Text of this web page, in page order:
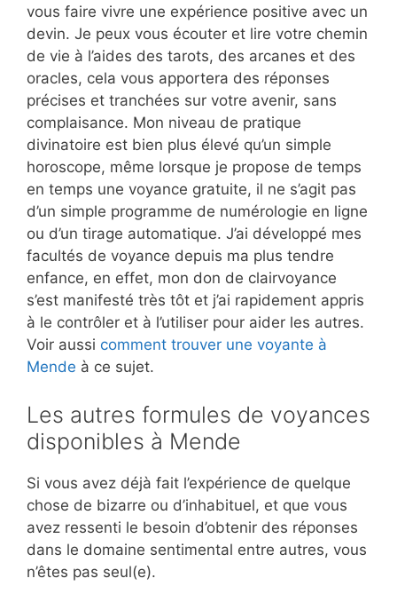
vous faire vivre une expérience positive avec un
devin. Je peux vous écouter et lire votre chemin
de vie à l’aides des tarots, des arcanes et des
oracles, cela vous apportera des réponses
précises et tranchées sur votre avenir, sans
complaisance. Mon niveau de pratique
divinatoire est bien plus élevé qu’un simple
horoscope, même lorsque je propose de temps
en temps une voyance gratuite, il ne s’agit pas
d’un simple programme de numérologie en ligne
ou d’un tirage automatique. J’ai développé mes
facultés de voyance depuis ma plus tendre
enfance, en effet, mon don de clairvoyance
s’est manifesté très tôt et j’ai rapidement appris
à le contrôler et à l’utiliser pour aider les autres.
Voir aussi comment trouver une voyante à
Mende à ce sujet.
Les autres formules de voyances
disponibles à Mende
Si vous avez déjà fait l’expérience de quelque
chose de bizarre ou d’inhabituel, et que vous
avez ressenti le besoin d’obtenir des réponses
dans le domaine sentimental entre autres, vous
n’êtes pas seul(e).